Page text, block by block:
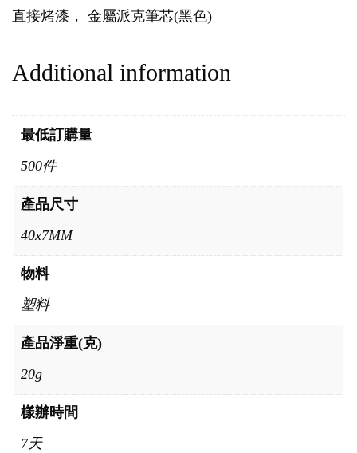
直接烤漆， 金屬派克筆芯(黑色)
Additional information
最低訂購量
500件
產品尺寸
40x7MM
物料
塑料
產品淨重(克)
20g
樣辦時間
7天